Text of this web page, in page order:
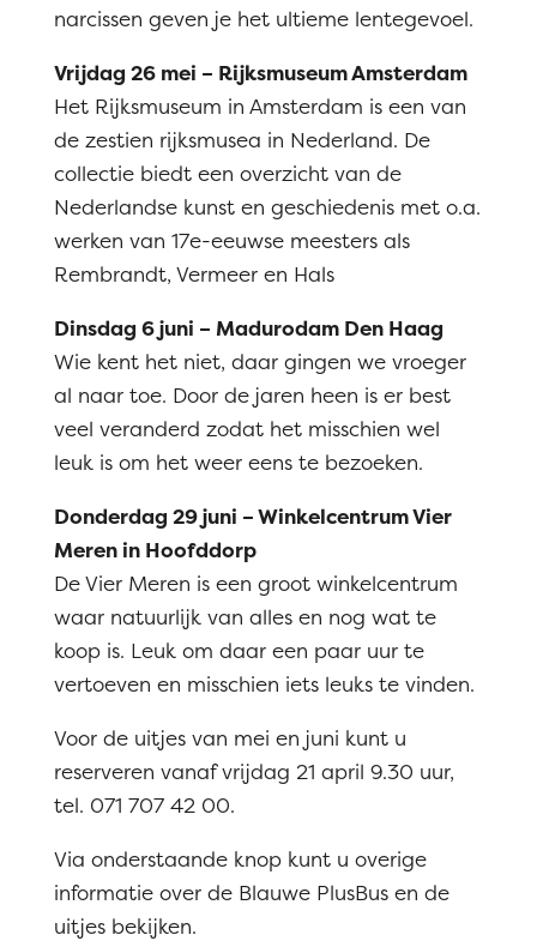
narcissen geven je het ultieme lentegevoel.
Vrijdag 26 mei – Rijksmuseum Amsterdam
Het Rijksmuseum in Amsterdam is een van
de zestien rijksmusea in Nederland. De
collectie biedt een overzicht van de
Nederlandse kunst en geschiedenis met o.a.
werken van 17e-eeuwse meesters als
Rembrandt, Vermeer en Hals
Dinsdag 6 juni – Madurodam Den Haag
Wie kent het niet, daar gingen we vroeger
al naar toe. Door de jaren heen is er best
veel veranderd zodat het misschien wel
leuk is om het weer eens te bezoeken.
Donderdag 29 juni – Winkelcentrum Vier
Meren in Hoofddorp
De Vier Meren is een groot winkelcentrum
waar natuurlijk van alles en nog wat te
koop is. Leuk om daar een paar uur te
vertoeven en misschien iets leuks te vinden.
Voor de uitjes van mei en juni kunt u
reserveren vanaf vrijdag 21 april 9.30 uur,
tel. 071 707 42 00.
Via onderstaande knop kunt u overige
informatie over de Blauwe PlusBus en de
uitjes bekijken.